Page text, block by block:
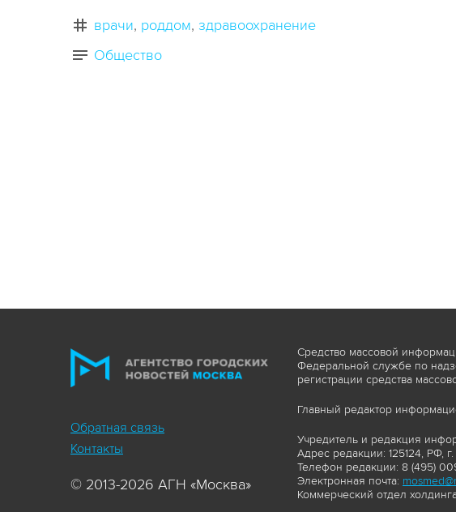
врачи роддом здравоохранение
Общество
Обратная связь
Контакты
© 2013-2026 АГН «Москва»
Средство массовой
Федеральной службе по
регистрации средства
Главный редактор
Учредитель и редакция
Адрес редакции: 125124, РФ,
Телефон редакции: 8 (495)
Электронная почта:
Коммерческий отдел